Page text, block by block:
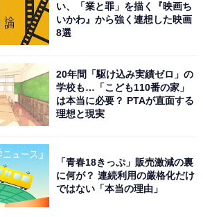
い、「業と罪」を描く『映画ち
いかわ』から強く連想した映画
8選
20年間「駆け込み実績ゼロ」の
学校も…「こども110番の家」
は本当に必要？ PTAが直面する
理想と現実
「青春18きっぷ」販売激減の裏
に何が？ 連続利用の厳格化だけ
ではない「本当の理由」